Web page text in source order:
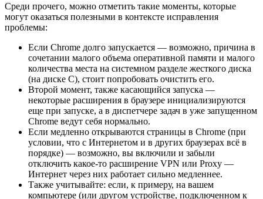
Среди прочего, можно отметить такие моменты, которые
могут оказаться полезными в контексте исправления
проблемы:
Если Chrome долго запускается — возможно, причина в
сочетании малого объема оперативной памяти и малого
количества места на системном разделе жесткого диска
(на диске C), стоит попробовать очистить его.
Второй момент, также касающийся запуска —
некоторые расширения в браузере инициализируются
еще при запуске, а в диспетчере задач в уже запущенном
Chrome ведут себя нормально.
Если медленно открываются страницы в Chrome (при
условии, что с Интернетом и в других браузерах всё в
порядке) — возможно, вы включили и забыли
отключить какое-то расширение VPN или Proxy —
Интернет через них работает сильно медленнее.
Также учитывайте: если, к примеру, на вашем
компьютере (или другом устройстве, подключенном к